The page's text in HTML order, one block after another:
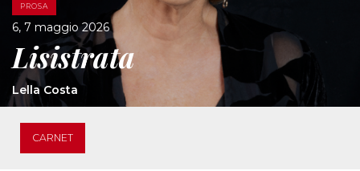
PROSA
6, 7 maggio 2026
Lisistrata
Lella Costa
CARNET